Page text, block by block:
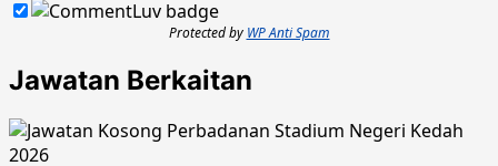
Protected by WP Anti Spam
Jawatan Berkaitan